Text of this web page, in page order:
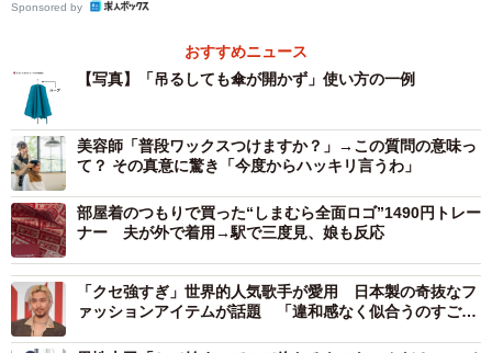
ープ交換は1カ所220円。ほかにも傘の骨の修理（骨1本
1400円、2本1900円、3本2400円、4本以上2800円） や、
カバー生地の交換も行っています（2800円、一部の旧商品
は生地の在庫がない場合もあります）。全て税込み。
Sponsored by
おすすめニュース
【写真】「吊るしても傘が開かず」使い方の一例
美容師「普段ワックスつけますか？」→この質問の意味っ
て？ その真意に驚き「今度からハッキリ言うわ」
部屋着のつもりで買った“しまむら全面ロゴ”1490円トレー
ナー 夫が外で着用→駅で三度見、娘も反応
「クセ強すぎ」世界的人気歌手が愛用 日本製の奇抜なフ
ァッションアイテムが話題 「違和感なく似合うのすご